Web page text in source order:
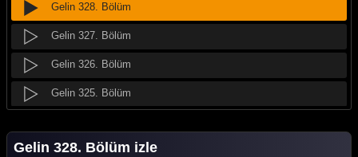
Gelin 328. Bölüm
Gelin 327. Bölüm
Gelin 326. Bölüm
Gelin 325. Bölüm
Gelin 323. Bölüm
Gelin 328. Bölüm izle